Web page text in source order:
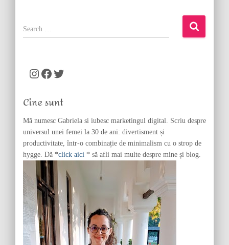
S
e
o
Instagram Facebook Twitter
Cine sunt
Mă numesc Gabriela si iubesc marketingul digital. Scriu despre
universul unei femei la 30 de ani: divertisment și
productivitate, într-o combinație de minimalism cu o strop de
hygge. Dă *click aici * să afli mai multe despre mine și blog.